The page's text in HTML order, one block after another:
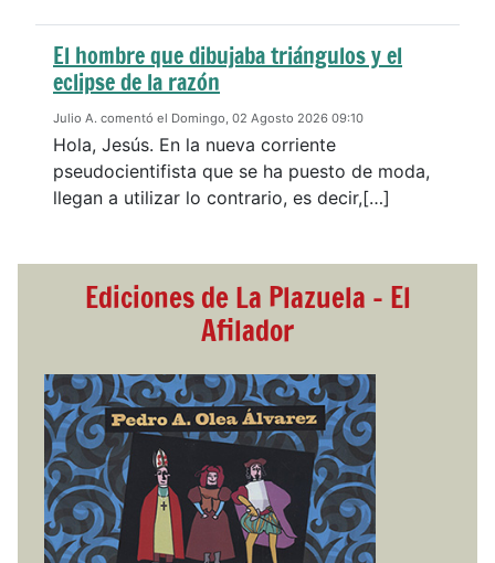
El hombre que dibujaba triángulos y el
eclipse de la razón
Julio A. comentó el Domingo, 02 Agosto 2026 09:10
Hola, Jesús. En la nueva corriente
pseudocientifista que se ha puesto de moda,
llegan a utilizar lo contrario, es decir,[…]
Ediciones de La Plazuela - El
Afilador